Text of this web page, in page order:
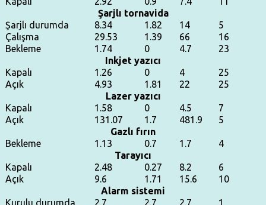
Şarjlı tornavida
Şarjlı durumda
8.34 1.82 14
5
Çalışma
29.53 1.39 66
16
Bekleme
1.74 0 4.7
23
Inkjet yazıcı
Kapalı
1.26 0 4
25
Açık
4.93 1.81 22
25
Lazer yazıcı
Kapalı
1.58 0 4.5
7
Açık
131.07 1.7 481.9
5
Gazlı fırın
Bekleme
1.13 0.7 1.7
4
Tarayıcı
Kapalı
2.48 0.27 8.2
6
Açık
9.6 1.71 15.6
10
Alarm sistemi
Kurulu durumda
2.7 2.7 2.7
1